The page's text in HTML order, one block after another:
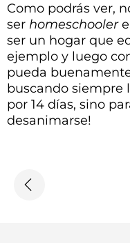
Como podrás ver,
ser homeschooler
ser un hogar que
ejemplo y luego
pueda
buscando siempre
por 14 días, sino
desanimarse!